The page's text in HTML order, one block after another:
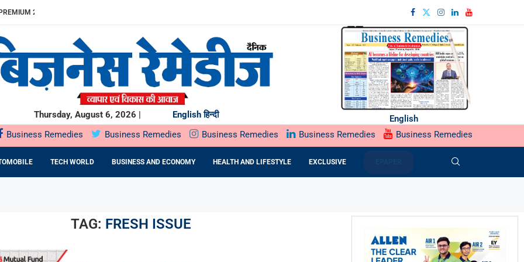
23% बढ़ा
MARGIN...
खुलेगा, 10...
में SOIL HEALTH...
के दौरान...
देगा...
Thursday, August 6, 2026 | English हिन्दी
English
Business Remedies Business Remedies Business Remedies Business Remedies Business Remedies
TECH WORLD BUSINESS AND ECONOMY HEALTH AND LIFESTYLE EXCLUSIVE
TAG: FRESH ISSUE